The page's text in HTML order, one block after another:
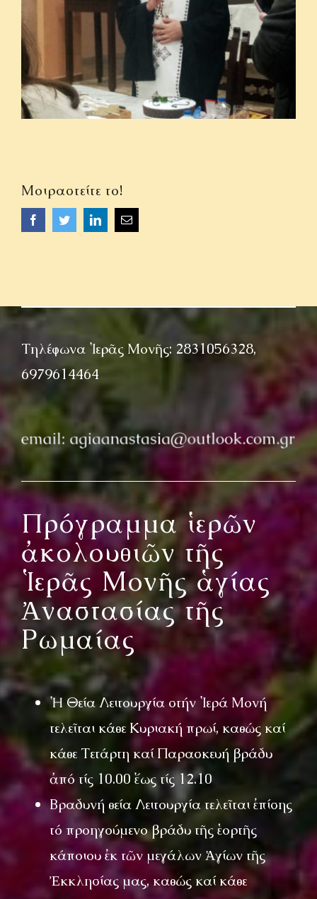
ΟΜΙΛΙΕΣ
ΙΕΡΑΠΟΣΤΟΛΗ
ΕΠΙΚΟΙΝΩΝΙΑ
Μοιραστείτε το!
FacebookTwitterLinkedInEmail
Τηλέφωνα Ἱερᾶς Μονῆς: 2831056328,
6979614464
Πρόγραμμα ἱερῶν
ἀκολουθιῶν τῆς
Ἱερᾶς Μονῆς ἁγίας
Ἀναστασίας τῆς
Ρωμαίας
Ἡ Θεία Λειτουργία στήν Ἱερά Μονή
τελεῖται κάθε Κυριακή πρωί, καθώς καί
κάθε Τετάρτη καί Παρασκευή βράδυ
ἀπό τίς 10.00 ἕως τίς 12.10
Βραδυνή θεία Λειτουργία τελεῖται ἐπίσης
τό προηγούμενο βράδυ τῆς ἑορτῆς
κάποιου ἐκ τῶν μεγάλων Ἁγίων τῆς
Ἐκκλησίας μας, καθώς καί κάθε